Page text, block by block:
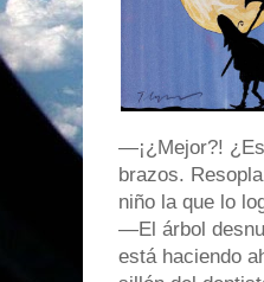
—¡¿Mejor?!
brazos.
niño la que lo
—El árbol
está haciendo